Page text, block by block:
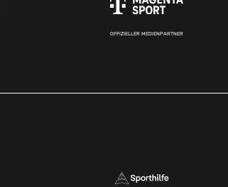
OFFIZIELLER MEDIENPARTNER